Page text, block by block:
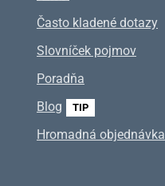
Často kladené dotazy
Slovníček pojmov
Poradňa
Blog
TIP
Hromadná objednávka